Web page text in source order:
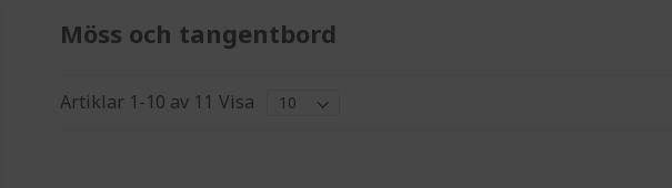
Möss och tangentbord
Artiklar 1-10 av 11 Visa